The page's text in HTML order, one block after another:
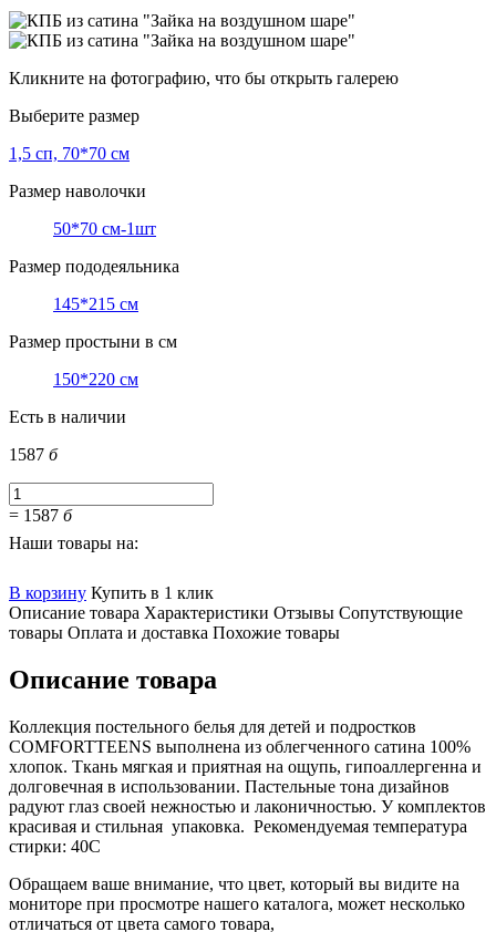
Кликните на фотографию, что бы открыть галерею
Выберите размер
1,5 сп, 70*70 см
Размер наволочки
50*70 см-1шт
Размер пододеяльника
145*215 см
Размер простыни в см
150*220 см
Есть в наличии
1587 б
= 1587 б
Наши товары на:
В корзину Купить в 1 клик
Описание товара Характеристики Отзывы Сопутствующие
товары Оплата и доставка Похожие товары
Описание товара
Коллекция постельного белья для детей и подростков
COMFORTTEENS выполнена из облегченного сатина 100%
хлопок. Ткань мягкая и приятная на ощупь, гипоаллергенна и
долговечная в использовании. Пастельные тона дизайнов
радуют глаз своей нежностью и лаконичностью. У комплектов
красивая и стильная упаковка. Рекомендуемая температура
стирки: 40С
Обращаем ваше внимание, что цвет, который вы видите на
мониторе при просмотре нашего каталога, может несколько
отличаться от цвета самого товара,